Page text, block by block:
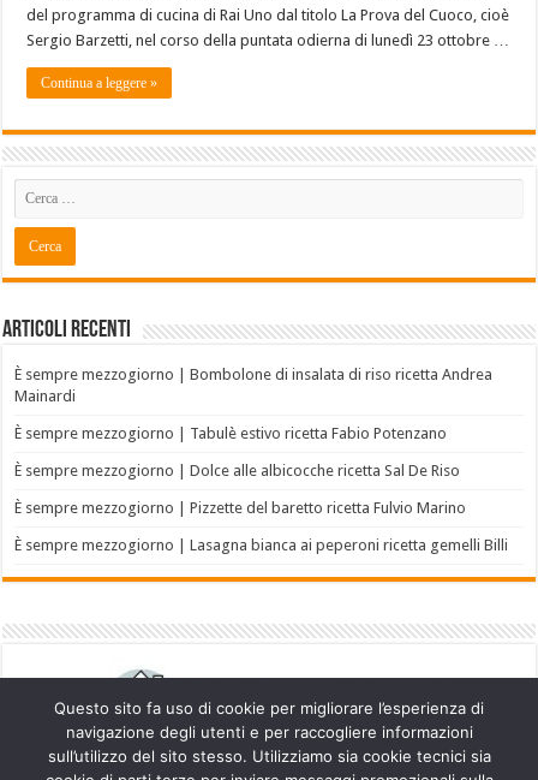
del programma di cucina di Rai Uno dal titolo La Prova del Cuoco, cioè
Sergio Barzetti, nel corso della puntata odierna di lunedì 23 ottobre …
Continua a leggere »
Articoli recenti
È sempre mezzogiorno | Bombolone di insalata di riso ricetta Andrea
Mainardi
È sempre mezzogiorno | Tabulè estivo ricetta Fabio Potenzano
È sempre mezzogiorno | Dolce alle albicocche ricetta Sal De Riso
È sempre mezzogiorno | Pizzette del baretto ricetta Fulvio Marino
È sempre mezzogiorno | Lasagna bianca ai peperoni ricetta gemelli Billi
Questo sito fa uso di cookie per migliorare l’esperienza di
navigazione degli utenti e per raccogliere informazioni
sull’utilizzo del sito stesso. Utilizziamo sia cookie tecnici sia